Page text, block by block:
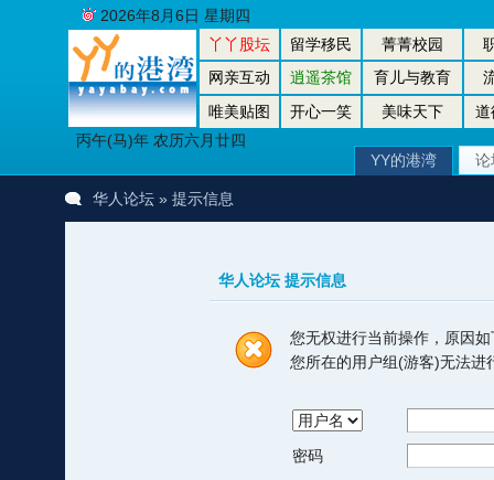
丫丫股坛 留学移民 菁菁校园
网亲互动
逍遥茶馆 育儿与教育
唯美贴图
开心一笑 美味天下
道
丙午(马)年 农历六月廿四
2026年8月6日 星期四
YY的港湾 论
华人论坛» 提示信息
华人论坛 提示信息
您无权进行当前操作，原因如
您所在的用户组(游客)无法进
密码